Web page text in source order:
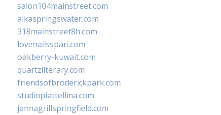
salon104mainstreet.com
alkaspringswater.com
318mainstreet8h.com
lovenailsspari.com
oakberry-kuwait.com
quartzliterary.com
friendsofbroderickpark.com
studiopiattellina.com
jannagrillspringfield.com